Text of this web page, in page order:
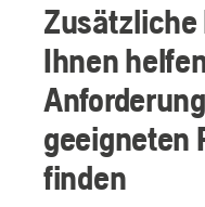
Zusätzliche
Ihnen
geeigneten
finden